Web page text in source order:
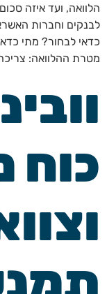
הלוואה, ועד איזה
לבנקים וחברות
כדאי לבחור? מתי
מטרת ההלוואה: